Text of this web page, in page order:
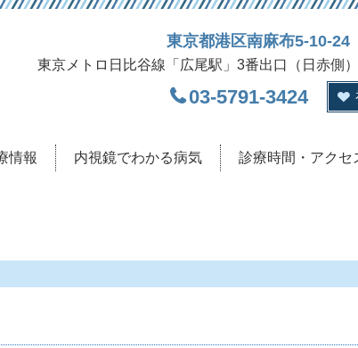
東京都港区南麻布5-10-
東京メトロ日比谷線「広尾駅」3番出口（日赤側
03-5791-3424
情報 内視鏡でわかる病気 診療時間・アクセ